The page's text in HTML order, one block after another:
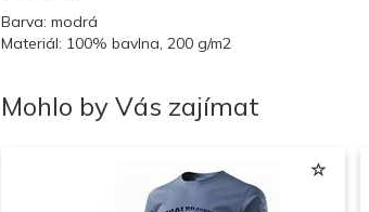
Barva: modrá
Materiál: 100% bavlna, 200 g/m2
Mohlo by Vás zajímat